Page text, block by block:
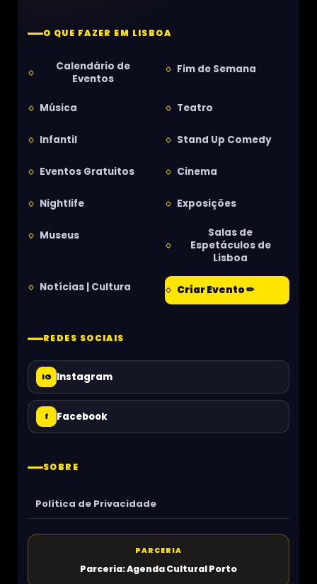
O QUE FAZER EM LISBOA
Calendário de
Eventos
Fim de Semana
Música Teatro
Infantil Stand Up Comedy
Eventos Gratuitos Cinema
Nightlife Exposições
Museus
Salas de
Espetáculos de
Lisboa
Notícias | Cultura Criar Evento ✏
REDES SOCIAIS
IG Instagram
f Facebook
SOBRE
Política de Privacidade
PARCERIA
Parceria: Agenda Cultural Porto